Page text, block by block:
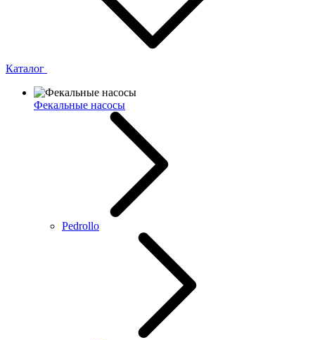
Каталог
Фекальные насосы
Pedrollo